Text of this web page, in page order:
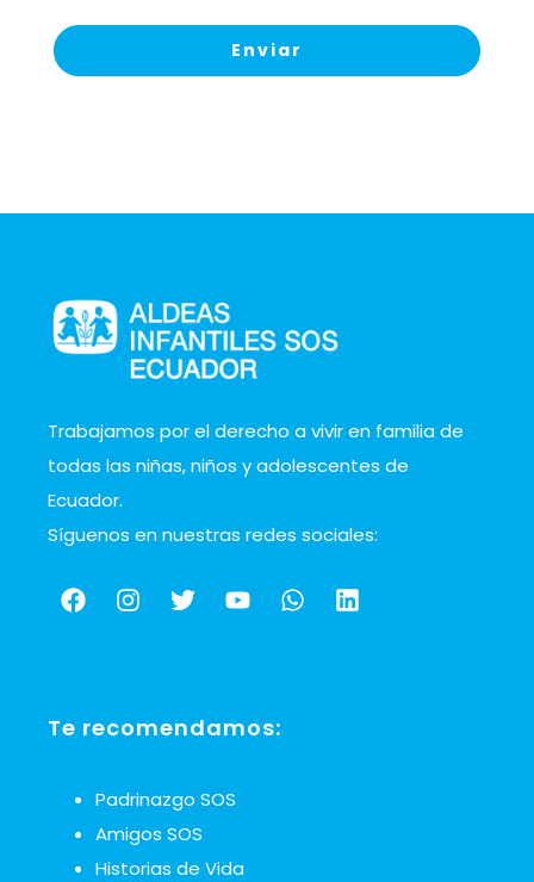
Trabajamos por el derecho a vivir en familia de
todas las niñas, niños y adolescentes de
Ecuador.
Síguenos en nuestras redes sociales:
Te recomendamos:
Padrinazgo SOS
Amigos SOS
Historias de Vida